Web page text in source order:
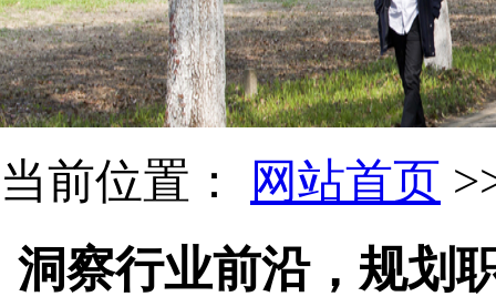
当前位置： 网站首页
洞察行业前沿，规划